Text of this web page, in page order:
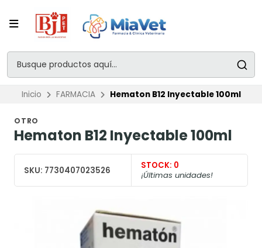
Inicio FARMACIA Hematon B12 Inyectable 100ml
OTRO
Hematon B12 Inyectable 100ml
SKU: 7730407023526 STOCK: 0
¡Últimas unidades!